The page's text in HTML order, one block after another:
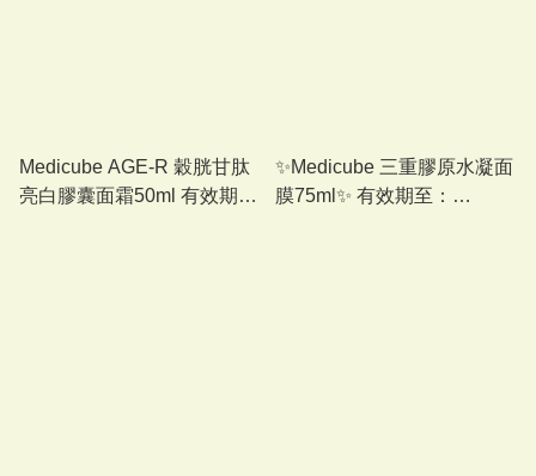
Medicube AGE-R 穀胱甘肽
亮白膠囊面霜50ml 有效期
✨Medicube 三重膠原水凝面
膜75ml✨ 有效期至：